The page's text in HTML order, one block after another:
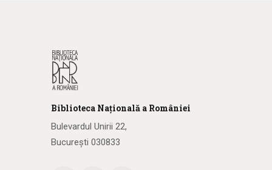
Biblioteca Națională a României
Bulevardul Unirii 22,
București 030833